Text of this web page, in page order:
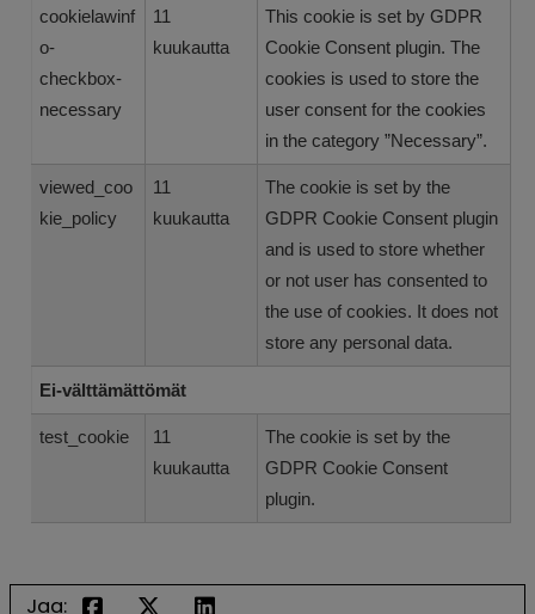
cookielawinf
o-
checkbox-
necessary
11
kuukautta
This cookie is set by GDPR
Cookie Consent plugin. The
cookies is used to store the
user consent for the cookies
in the category ”Necessary”.
viewed_coo
kie_policy
11
kuukautta
The cookie is set by the
GDPR Cookie Consent plugin
and is used to store whether
or not user has consented to
the use of cookies. It does not
store any personal data.
Ei-välttämättömät
test_cookie
11
kuukautta
The cookie is set by the
GDPR Cookie Consent
plugin.
Jaa: